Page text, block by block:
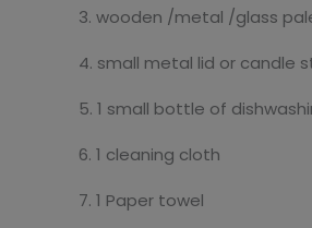
3. wooden /metal /glass
4. small metal lid or candle
5. 1 small bottle of
6. 1 cleaning cloth
7. 1 Paper towel